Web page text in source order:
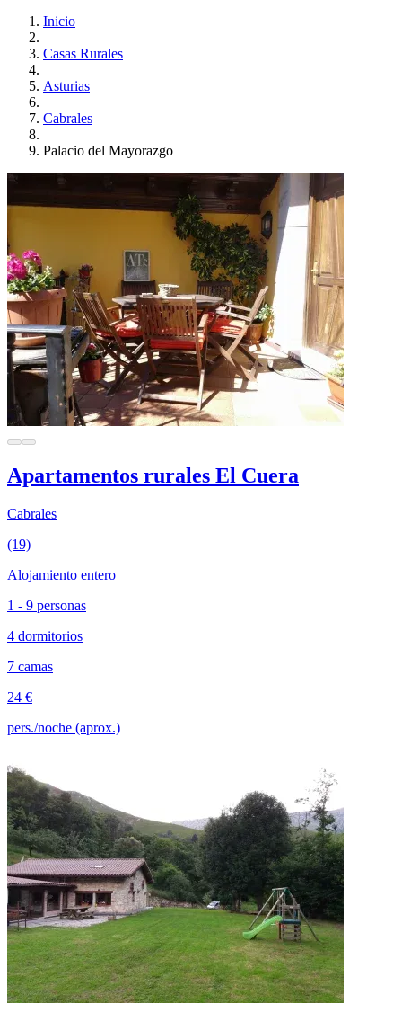
Inicio
Casas Rurales
Asturias
Cabrales
Palacio del Mayorazgo
Apartamentos rurales El Cuera
Cabrales
(19)
Alojamiento entero
1 - 9 personas
4 dormitorios
7 camas
24 €
pers./noche (aprox.)